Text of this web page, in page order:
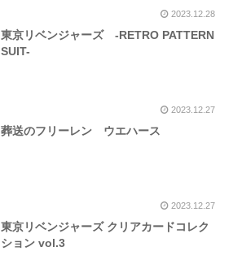
2023.12.28
東京リベンジャーズ -RETRO PATTERN
SUIT-
2023.12.27
葬送のフリーレン ウエハース
2023.12.27
東京リベンジャーズ クリアカードコレク
ション vol.3